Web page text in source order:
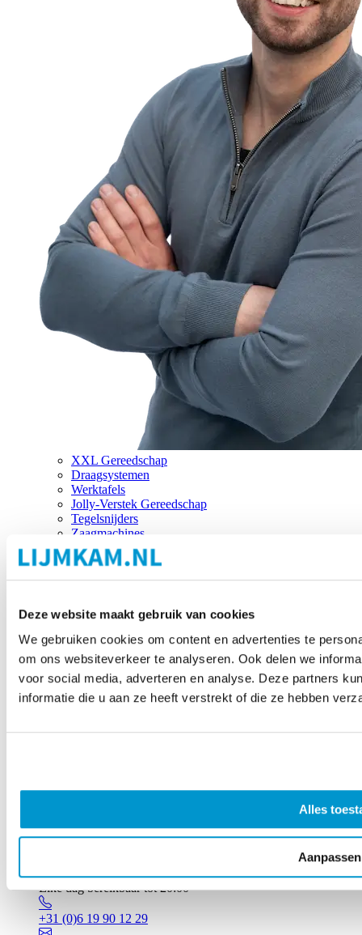
Deze website maakt gebruik van cookies
We gebruiken cookies om content en advertenties te
om ons websiteverkeer te analyseren. Ook delen we
voor social media, adverteren en analyse. Deze partners
informatie die u aan ze heeft verstrekt of die ze hebben
Alles
Aanpassen
XXL Gereedschap
Draagsystemen
Werktafels
Jolly-Verstek Gereedschap
Tegelsnijders
Zaagmachines
Merken
Elke dag bereikbaar tot 20:00
+31 (0)6 19 90 12 29